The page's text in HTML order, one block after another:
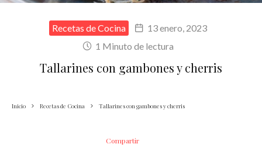
Recetas de Cocina
13 enero, 2023
1 Minuto de lectura
Tallarines con gambones y cherris
Inicio Recetas de Cocina Tallarines con gambones y cherris
Compartir